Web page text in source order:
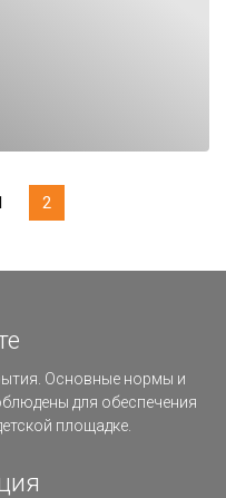
2
Основные нормы и
для обеспечения
площадке.